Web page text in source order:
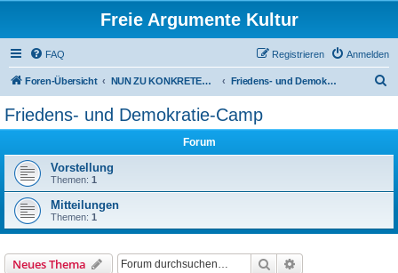
Freie Argumente Kultur
FAQ Anmelden
Registrieren
Foren-Übersicht NUN ZU KONKRETEN AKTIONEN U PROJEKTEN, ALS WICHTIGSTES AUSSER-PARLAMENTARISCHE KOMMUNEN WIE DAS DeFüCa Friedens- und Demokratie-Camp
Friedens- und Demokratie-Camp
Forum
Vorstellung
Themen: 1
Mitteilungen
Themen: 1
Neues Thema Suche